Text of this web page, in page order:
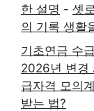
한 설명 - 셋
의 기록 생활
기초연금 수
2026년 변
급자격 모의
받는 법?